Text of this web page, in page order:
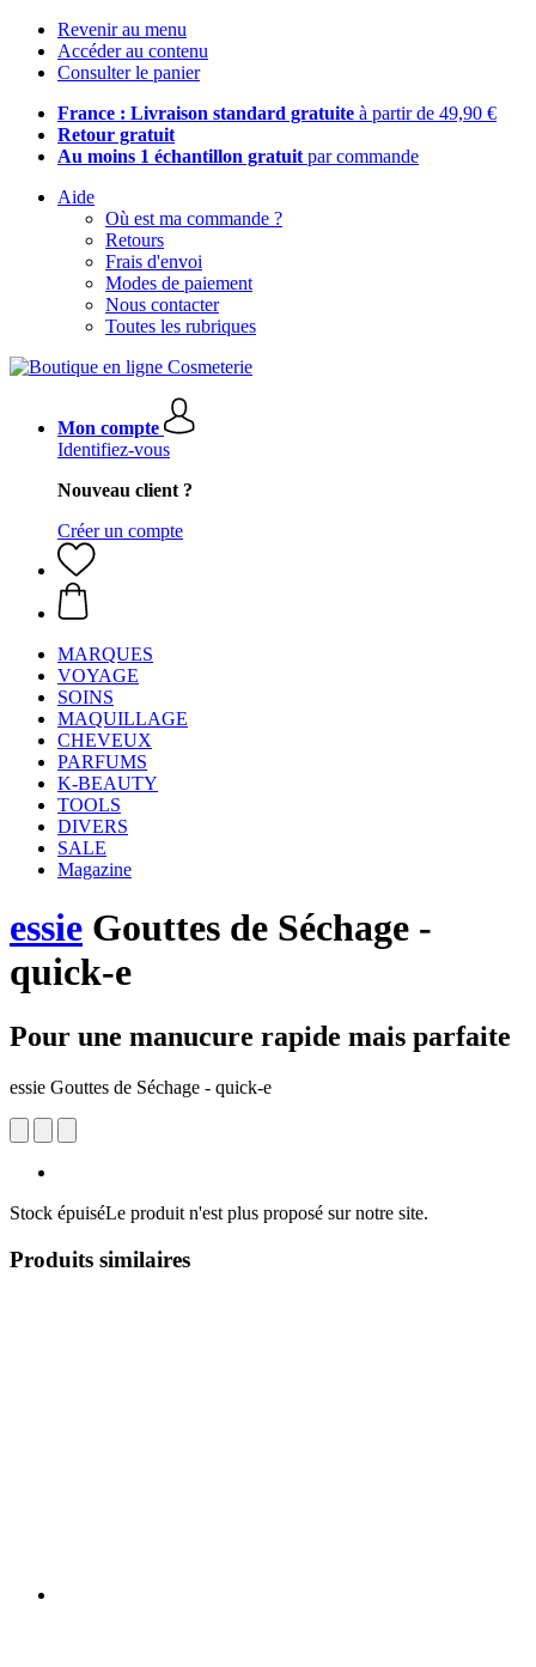
Revenir au menu
Accéder au contenu
Consulter le panier
France : Livraison standard gratuite à partir de 49,90 €
Retour gratuit
Au moins 1 échantillon gratuit par commande
Aide
Où est ma commande ?
Retours
Frais d'envoi
Modes de paiement
Nous contacter
Toutes les rubriques
Mon compte
Identifiez-vous
Nouveau client ?
Créer un compte
MARQUES
VOYAGE
SOINS
MAQUILLAGE
CHEVEUX
PARFUMS
K-BEAUTY
TOOLS
DIVERS
SALE
Magazine
essie Gouttes de Séchage -
quick-e
Pour une manucure rapide mais parfaite
essie Gouttes de Séchage - quick-e
Stock épuiséLe produit n'est plus proposé sur notre site.
Produits similaires